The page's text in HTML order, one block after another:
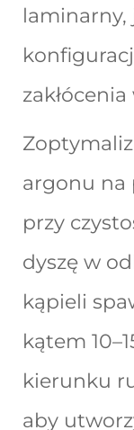
laminarny,
argonu na
przy
dyszę w
kąpieli
kątem
kierunku
aby